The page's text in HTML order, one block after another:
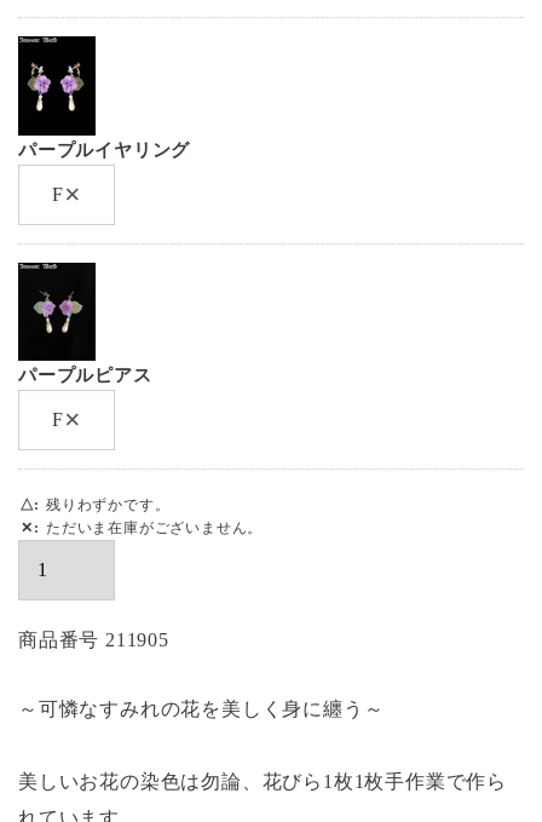
パープルイヤリング
F×
パープルピアス
F×
△
残りわずかです。
✕
ただいま在庫がございません。
商品番号 211905
～可憐なすみれの花を美しく身に纏う～
美しいお花の染色は勿論、花びら1枚1枚手作業で作ら
れています。